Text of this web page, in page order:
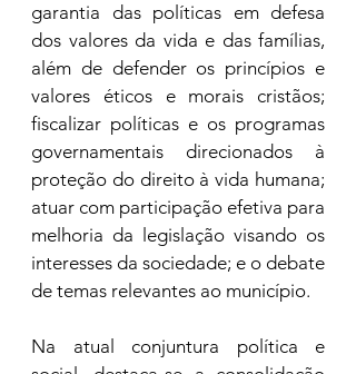
garantia das políticas em defesa
dos valores da vida e das famílias,
além de defender os princípios e
valores éticos e morais cristãos;
fiscalizar políticas e os programas
governamentais direcionados à
proteção do direito à vida humana;
atuar com participação efetiva para
melhoria da legislação visando os
interesses da sociedade; e o debate
de temas relevantes ao município.
Na atual conjuntura política e